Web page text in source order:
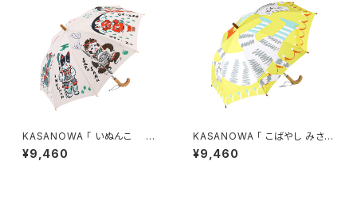
KASANOWA 「 いぬんこ デ
ザイン " 桃太郎 " 」 Kids傘
¥9,460
KASANOWA 「 こばやし みさを
デザイン " 長靴をはいた猫
" 」 Kids傘
¥9,460